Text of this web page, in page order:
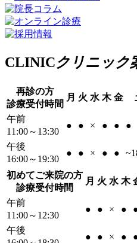
CLINICクリニック
再診の方
診療受付時間
月 火 水 木 金
午前
11:00～13:30
● ● × ● ● ●
午後
16:00～19:30
● ● × ● ●
初めてご来院の方
診療受付時間
月 火 水 木
午前
11:00～12:30
● ● × ●
午後
● ● × ●